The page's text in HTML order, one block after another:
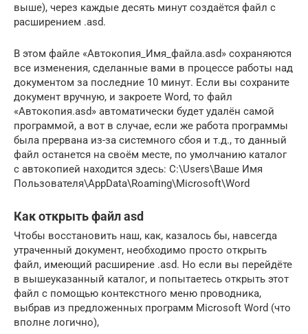
выше), через каждые десять минут создаётся файл с
расширением .asd.
В этом файле «Автокопия_Имя_файла.asd» сохраняются
все изменения, сделанные вами в процессе работы над
документом за последние 10 минут. Если вы сохраните
документ вручную, и закроете Word, то файл
«Автокопия.asd» автоматически будет удалён самой
программой, а вот в случае, если же работа программы
была прервана из-за системного сбоя и т.д., то данный
файл останется на своём месте, по умолчанию каталог
с автокопией находится здесь: C:\Users\Ваше Имя
Пользователя\AppData\Roaming\Microsoft\Word
Как открыть файл asd
Чтобы восстановить наш, как, казалось бы, навсегда
утраченный документ, необходимо просто открыть
файл, имеющий расширение .asd. Но если вы перейдёте
в вышеуказанный каталог, и попытаетесь открыть этот
файл с помощью контекстного меню проводника,
выбрав из предложенных программ Microsoft Word (что
вполне логично),